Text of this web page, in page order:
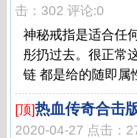
击：302 评论:0
神秘戒指是适合任
彤扔过去。很正常
链 都是给的随即属
[顶]热血传奇合击
2020-04-27 点击：